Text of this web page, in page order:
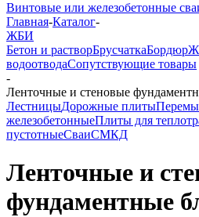
Винтовые или железобетонные
Главная-Каталог-
ЖБИ
Бетон и растворБрусчаткаБордюр
водоотводаСопутствующие товары
-
Ленточные и стеновые
ЛестницыДорожные плиты
железобетонныеПлиты для
пустотныеСваиСМКД
Ленточные и
фундаментные